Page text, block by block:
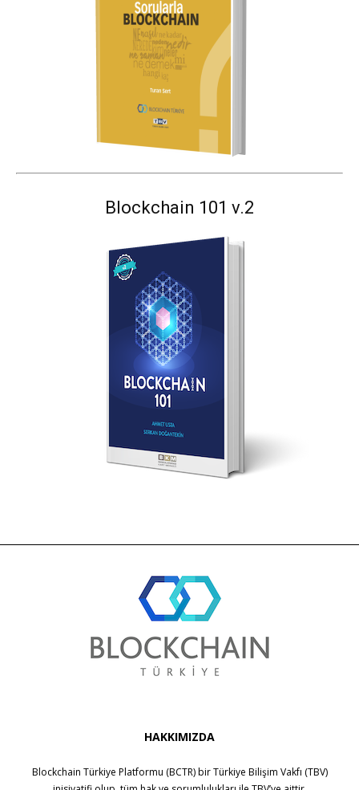
Blockchain 101 v.2
HAKKIMIZDA
Blockchain Türkiye Platformu (BCTR) birTürkiye Bilişim Vakfı (TBV)